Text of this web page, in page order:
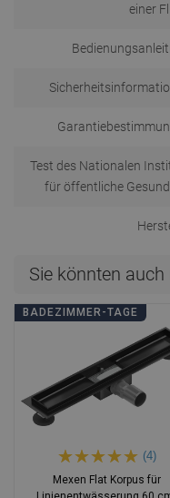
einer
Test des Nationalen
für öffentliche
Sie könnten
BADEZIMMER-TAGE
(4)
Mexen Flat Korpus für